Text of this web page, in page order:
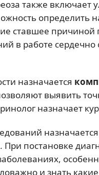
также включает
определить
ставшее причиной
в работе сердечно
назначается
выявить
назначает
назначается
При постановке
и знать